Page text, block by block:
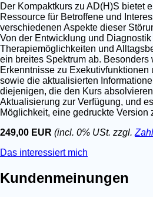
Der Kompaktkurs zu AD(H)S bietet
Ressource für Betroffene und
verschiedenen Aspekte dieser
Von der Entwicklung und
Therapiemöglichkeiten und
ein breites Spektrum ab.
Erkenntnisse zu
sowie die aktualisierten
diejenigen, die den Kurs
Aktualisierung zur Verfügung, und
Möglichkeit, eine gedruckte Version
249,00 EUR (incl. 0% USt. zzgl.
Das interessiert mich
Kundenmeinungen